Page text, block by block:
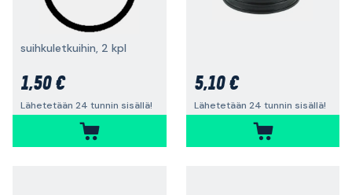
suihkuletkuihin, 2 kpl
1,50 €
Lähetetään 24 tunnin sisällä!
5,10 €
Lähetetään 24 tunnin sisällä!